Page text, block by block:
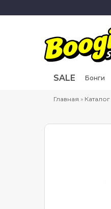
SALE Бонги
Главная » Каталог